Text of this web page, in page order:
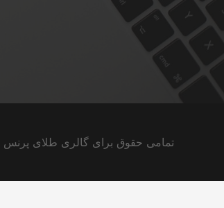
تمامی حقوق برای گالری طلای